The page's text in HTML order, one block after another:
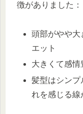
徴がありました：
頭部がやや大
エット
大きくて感情
髪型はシンプ
れを感じる線